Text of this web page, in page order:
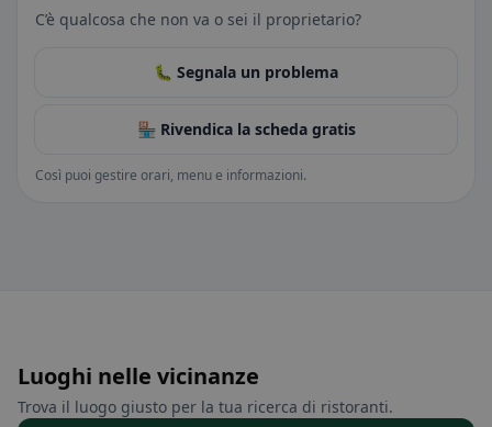
C’è qualcosa che non va o sei il proprietario?
🐛 Segnala un problema
🏪 Rivendica la scheda gratis
Così puoi gestire orari, menu e informazioni.
Luoghi nelle vicinanze
Trova il luogo giusto per la tua ricerca di ristoranti.